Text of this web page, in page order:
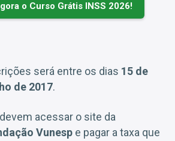
o Curso Grátis INSS 2026!
será entre os dias 15 de
de 2017.
acessar o site da
Vunesp e pagar a taxa que